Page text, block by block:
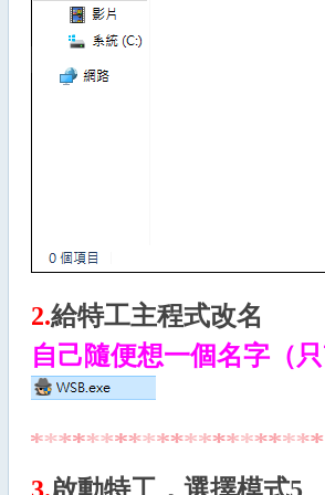
2.給特工主程式改名
自己隨便想一個名字（